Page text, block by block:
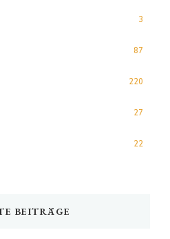
3
87
220
27
22
BEITRÄGE